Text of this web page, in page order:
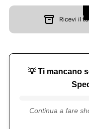
elastam
Ricevi il
💡 Ti mancano
Continua a fare